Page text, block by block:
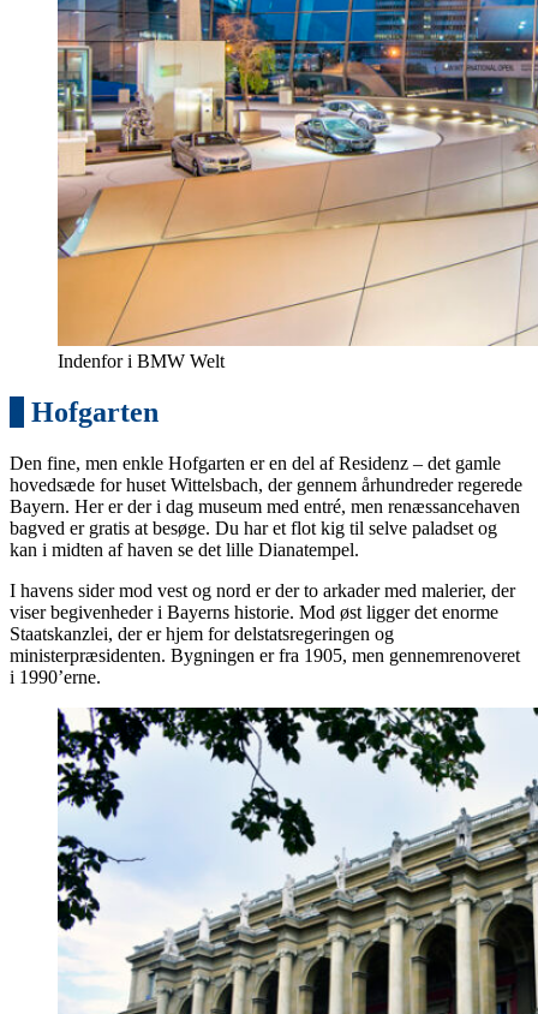
Indenfor i BMW Welt
Hofgarten
Den fine, men enkle Hofgarten er en del af Residenz – det gamle
hovedsæde for huset Wittelsbach, der gennem århundreder regerede
Bayern. Her er der i dag museum med entré, men renæssancehaven
bagved er gratis at besøge. Du har et flot kig til selve paladset og
kan i midten af haven se det lille Dianatempel.
I havens sider mod vest og nord er der to arkader med malerier, der
viser begivenheder i Bayerns historie. Mod øst ligger det enorme
Staatskanzlei, der er hjem for delstatsregeringen og
ministerpræsidenten. Bygningen er fra 1905, men gennemrenoveret
i 1990’erne.